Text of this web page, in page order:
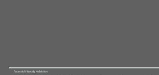
Raumduft Woody Kollektion